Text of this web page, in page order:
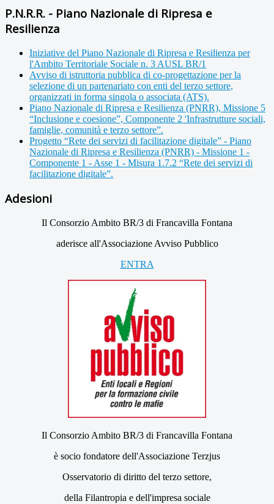
P.N.R.R. - Piano Nazionale di Ripresa e
Resilienza
Iniziative del Piano Nazionale di Ripresa e Resilienza per
l'Ambito Territoriale Sociale n. 3 AUSL BR/1
Avviso di istruttoria pubblica di co-progettazione per la
selezione di un partenariato con enti del terzo settore,
organizzati in forma singola o associata (ATS).
Piano Nazionale di Ripresa e Resilienza (PNRR), Missione 5
“Inclusione e coesione”, Componente 2 'Infrastrutture sociali,
famiglie, comunità e terzo settore”.
Progetto “Rete dei servizi di facilitazione digitale” - Piano
Nazionale di Ripresa e Resilienza (PNRR) - Missione 1 -
Componente 1 - Asse 1 - Misura 1.7.2 “Rete dei servizi di
facilitazione digitale”.
Adesioni
Il Consorzio Ambito BR/3 di Francavilla Fontana
aderisce all'Associazione Avviso Pubblico
ENTRA
Il Consorzio Ambito BR/3 di Francavilla Fontana
è socio fondatore dell'Associazione Terzjus
Osservatorio di diritto del terzo settore,
della Filantropia e dell'impresa sociale